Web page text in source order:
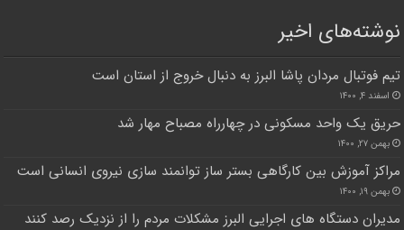
نوشته‌های اخیر
تیم فوتبال مردان پاشا البرز به دنبال خروج از استان است
اسفند ۴, ۱۴۰۰
حریق یک واحد مسکونی در چهارراه مصباح مهار شد
بهمن ۲۷, ۱۴۰۰
مراکز آموزش بین کارگاهی بستر ساز توانمند سازی نیروی انسانی است
بهمن ۱۹, ۱۴۰۰
مدیران دستگاه های اجرایی البرز مشکلات مردم را از نزدیک رصد کنند